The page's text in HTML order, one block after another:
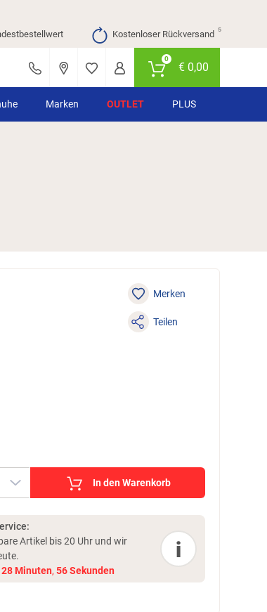
Kostenloser Rückversand ⁵
0
€0,00
Marken OUTLET PLUS
Merken
Teilen
In den Warenkorb
Artikel bis 20 Uhr und wir
28 Minuten, 55Sekunden
i